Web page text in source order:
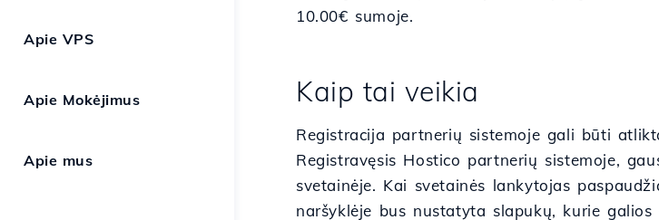
10.00€ sumoje.
Kaip tai veikia
Registracija partnerių sistemoje gali būti
Registravęsis Hostico partnerių sistemoje,
svetainėje. Kai svetainės lankytojas
naršyklėje bus nustatyta slapukų, kurie
Apie VPS
Apie Mokėjimus
Apie mus